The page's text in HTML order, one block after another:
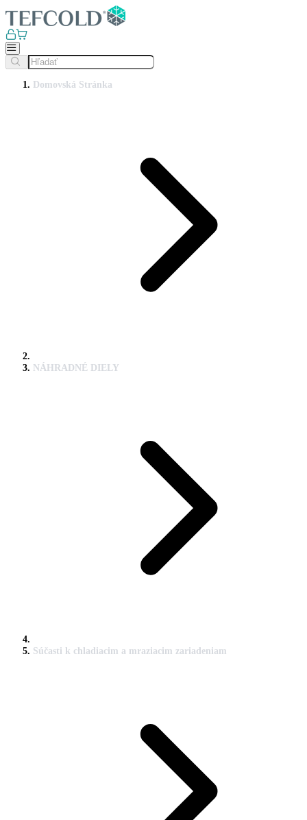
Domovská Stránka
NÁHRADNÉ DIELY
Súčasti k chladiacim a mraziacim zariadeniam